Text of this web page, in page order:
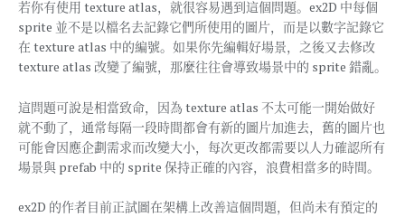
若你有使用 texture atlas，就很容易遇到這個問題。ex2D 中每個
sprite 並不是以檔名去記錄它們所使用的圖片，而是以數字記錄它
在 texture atlas 中的編號。如果你先編輯好場景，之後又去修改
texture atlas 改變了編號，那麼往往會導致場景中的 sprite 錯亂。
這問題可說是相當致命，因為 texture atlas 不太可能一開始做好
就不動了，通常每隔一段時間都會有新的圖片加進去，舊的圖片也
可能會因應企劃需求而改變大小，每次更改都需要以人力確認所有
場景與 prefab 中的 sprite 保持正確的內容，浪費相當多的時間。
ex2D 的作者目前正試圖在架構上改善這個問題，但尚未有預定的